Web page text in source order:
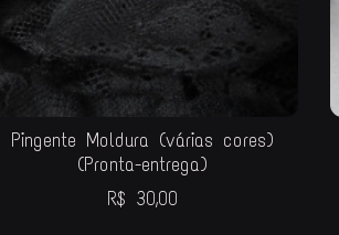
Pingente Moldura (várias cores)
(Pronta-entrega)
R$ 30,00